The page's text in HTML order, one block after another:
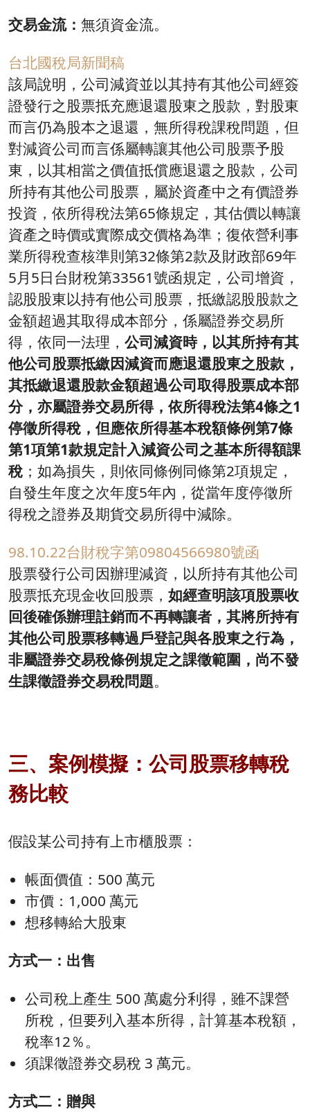
交易金流： 無須資金流。
台北國稅局新聞稿
該局說明，公司減資並以其持有其他公司經簽
證發行之股票抵充應退還股東之股款，對股東
而言仍為股本之退還，無所得稅課稅問題，但
對減資公司而言係屬轉讓其他公司股票予股
東，以其相當之價值抵償應退還之股款，公司
所持有其他公司股票，屬於資產中之有價證券
投資，依所得稅法第65條規定，其估價以轉讓
資產之時價或實際成交價格為準；復依營利事
業所得稅查核準則第32條第2款及財政部69年
5月5日台財稅第33561號函規定，公司增資，
認股股東以持有他公司股票，抵繳認股股款之
金額超過其取得成本部分，係屬證券交易所
得，依同一法理， 公司減資時，以其所持有其
他公司股票抵繳因減資而應退還股東之股款，
其抵繳退還股款金額超過公司取得股票成本部
分，亦屬證券交易所得，依所得稅法第4條之1
停徵所得稅，但應依所得基本稅額條例第7條
第1項第1款規定計入減資公司之基本所得額課
稅 ；如為損失，則依同條例同條第2項規定，
自發生年度之次年度5年內，從當年度停徵所
得稅之證券及期貨交易所得中減除。
98.10.22台財稅字第09804566980號函
股票發行公司因辦理減資，以所持有其他公司
股票抵充現金收回股票， 如經查明該項股票收
回後確係辦理註銷而不再轉讓者，其將所持有
其他公司股票移轉過戶登記與各股東之行為，
非屬證券交易稅條例規定之課徵範圍，尚不發
生課徵證券交易稅問題。
三、案例模擬：公司股票移轉稅
務比較
假設某公司持有上市櫃股票：
帳面價值：500 萬元
市價：1,000 萬元
想移轉給大股東
方式一：出售
公司稅上產生 500 萬處分利得，雖不課營
所稅，但要列入基本所得，計算基本稅額，
稅率12％。
須課徵證券交易稅 3 萬元。
方式二：贈與